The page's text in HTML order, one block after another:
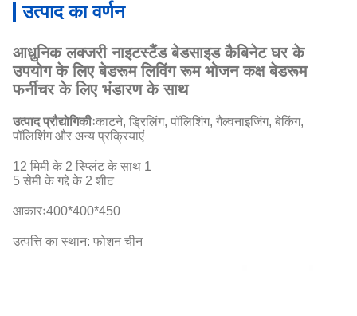
उत्पाद का वर्णन
आधुनिक लक्जरी नाइटस्टैंड बेडसाइड कैबिनेट घर के
उपयोग के लिए बेडरूम लिविंग रूम भोजन कक्ष बेडरूम
फर्नीचर के लिए भंडारण के साथ
उत्पाद प्रौद्योगिकीःकाटने, ड्रिलिंग, पॉलिशिंग, गैल्वनाइजिंग, बेकिंग,
पॉलिशिंग और अन्य प्रक्रियाएं
12 मिमी के 2 स्प्लिंट के साथ 1
5 सेमी के गद्दे के 2 शीट
आकारः400*400*450
उत्पत्ति का स्थान: फोशन चीन